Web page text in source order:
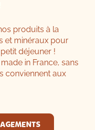
produits à la
et minéraux pour
déjeuner !
in France, sans
conviennent aux